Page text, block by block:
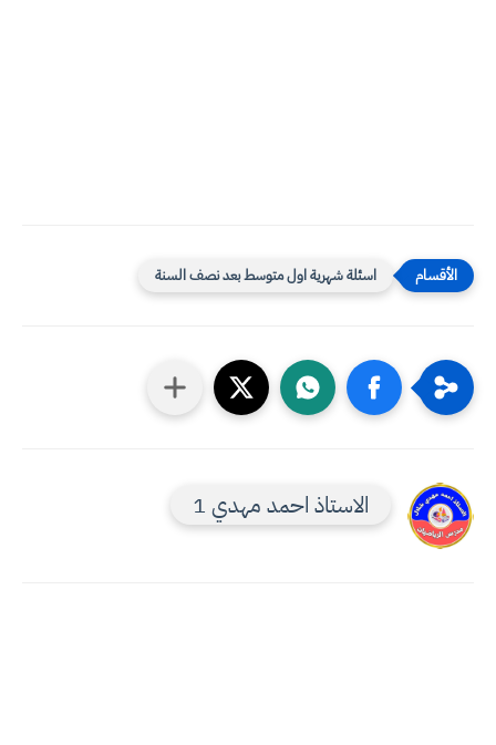
اسئلة شهرية اول متوسط بعد نصف السنة
الاستاذ احمد مهدي 1